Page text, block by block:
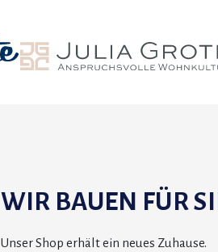
WIR BAUEN FÜR
Unser Shop erhält ein neues Zuhause.